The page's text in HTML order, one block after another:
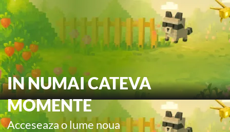
IN NUMAI CATEVA
MOMENTE
Acceseaza o lume noua